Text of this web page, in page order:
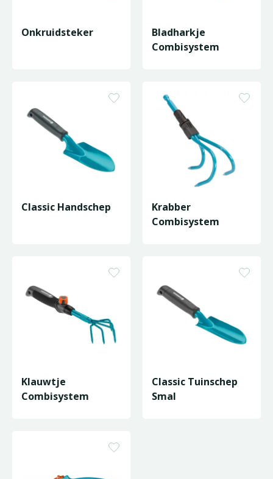
Onkruidsteker
Bladharkje
Combisystem
Classic Handschep
Krabber
Combisystem
Klauwtje
Combisystem
Classic Tuinschep
Smal